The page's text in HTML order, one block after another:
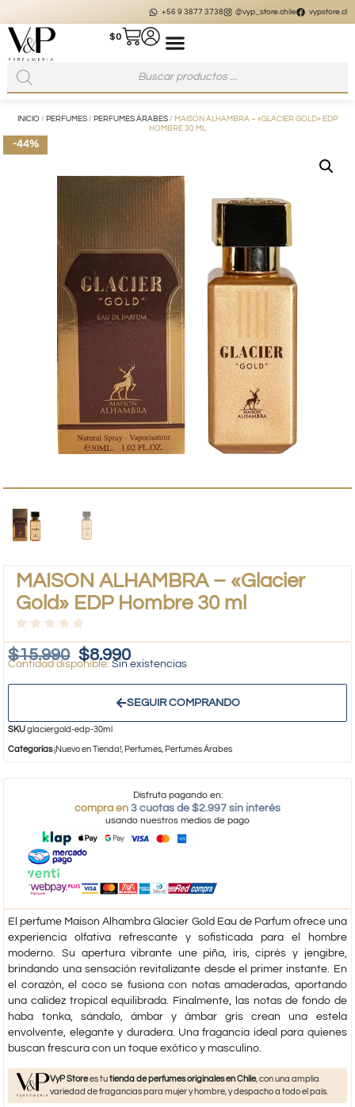
+56 9 3877 3738 @vyp_store.chile vypstore.cl
$0
INICIO / PERFUMES / PERFUMES ÁRABES / MAISON ALHAMBRA – «GLACIER GOLD» EDP
HOMBRE 30 ML
-44%
MAISON ALHAMBRA – «Glacier
Gold» EDP Hombre 30 ml
$15.990 $8.990Sin existencias
SEGUIR COMPRANDO
SKUglaciergold-edp-30ml
Categorías¡Nuevo en Tienda!, Perfumes, Perfumes Árabes
Disfruta pagando en:
compra en 3 cuotas de $2.997 sin interés
usando nuestros medios de pago
El perfume Maison Alhambra Glacier Gold Eau de Parfum ofrece una
experiencia olfativa refrescante y sofisticada para el hombre
moderno. Su apertura vibrante une piña, iris, ciprés y jengibre,
brindando una sensación revitalizante desde el primer instante. En
el corazón, el coco se fusiona con notas amaderadas, aportando
una calidez tropical equilibrada. Finalmente, las notas de fondo de
haba tonka, sándalo, ámbar y ámbar gris crean una estela
envolvente, elegante y duradera. Una fragancia ideal para quienes
buscan frescura con un toque exótico y masculino.
VyP Storees tutienda de perfumes originales en Chile, con una amplia
variedad de fragancias para mujer y hombre, y despacho a todo el país.